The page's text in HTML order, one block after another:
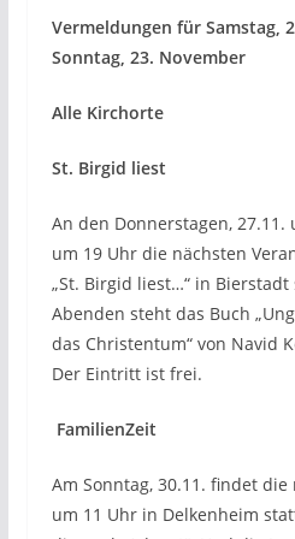
Vermeldungen für Samstag,
Sonntag, 23. November
Alle Kirchorte
St. Birgid liest
An den Donnerstagen,
um 19 Uhr die nächsten
„St. Birgid liest…“ in
Abenden steht das Buch
das Christentum“ von Navid
Der Eintritt ist frei.
FamilienZeit
Am Sonntag, 30.11. findet
um 11 Uhr in Delkenheim